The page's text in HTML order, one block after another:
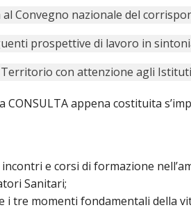
al Convegno nazionale del
prospettive di lavoro in
con attenzione agli
CONSULTA appena costituita
e corsi di formazione
Sanitari;
i tre momenti fondamentali della